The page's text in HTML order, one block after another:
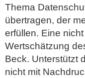
Thema
übertragen, der
erfüllen. Eine
Wertschätzung
Beck. Unterstützt
nicht mit